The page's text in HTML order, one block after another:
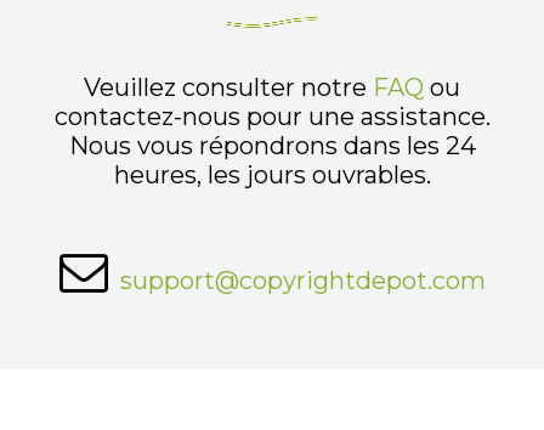
Veuillez consulter notre FAQ ou
contactez-nous pour une assistance.
Nous vous répondrons dans les 24
heures, les jours ouvrables.
support@copyrightdepot.com